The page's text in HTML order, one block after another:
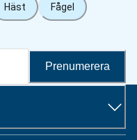
Häst Fågel
Prenumerera